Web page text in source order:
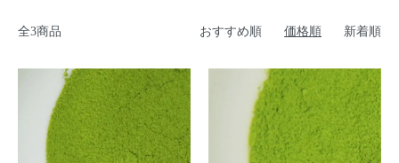
全3商品 おすすめ順 価格順 新着順